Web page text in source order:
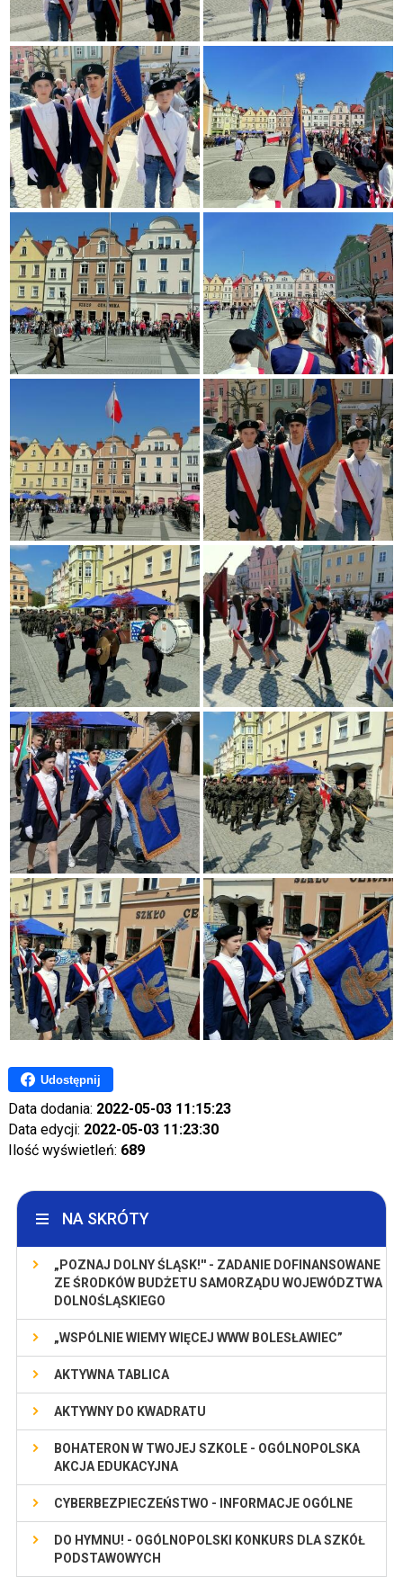
Udostępnij
Data dodania: 2022-05-03 11:15:23
Data edycji: 2022-05-03 11:23:30
Ilość wyświetleń: 689
NA SKRÓTY
„POZNAJ DOLNY ŚLĄSK!'' - ZADANIE DOFINANSOWANE
ZE ŚRODKÓW BUDŻETU SAMORZĄDU WOJEWÓDZTWA
DOLNOŚLĄSKIEGO
„WSPÓLNIE WIEMY WIĘCEJ WWW BOLESŁAWIEC”
AKTYWNA TABLICA
AKTYWNY DO KWADRATU
BOHATERON W TWOJEJ SZKOLE - OGÓLNOPOLSKA
AKCJA EDUKACYJNA
CYBERBEZPIECZEŃSTWO - INFORMACJE OGÓLNE
DO HYMNU! - OGÓLNOPOLSKI KONKURS DLA SZKÓŁ
PODSTAWOWYCH